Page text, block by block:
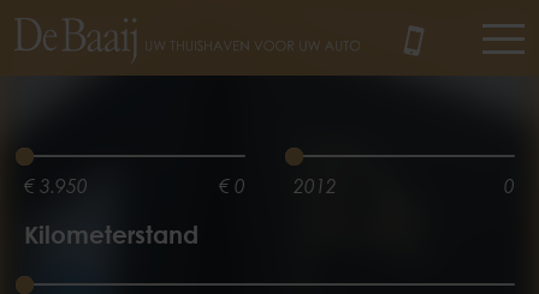
€ 3.950 € 0 2012 0
Kilometerstand